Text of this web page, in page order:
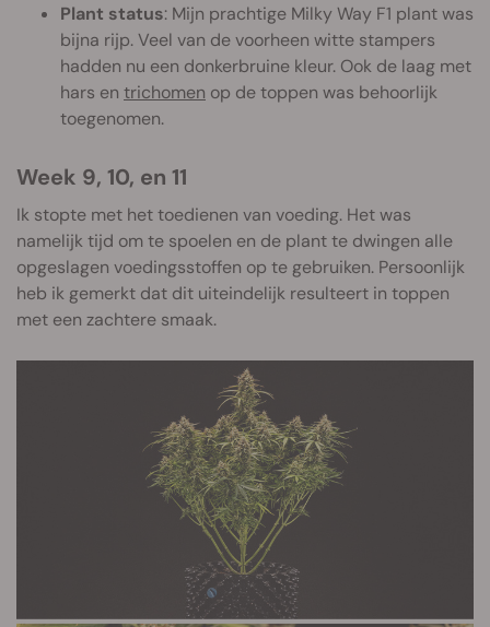
Plant status: Mijn prachtige Milky Way F1 plant was
bijna rijp. Veel van de voorheen witte stampers
hadden nu een donkerbruine kleur. Ook de laag met
hars en trichomen op de toppen was behoorlijk
toegenomen.
Week 9, 10, en 11
Ik stopte met het toedienen van voeding. Het was
namelijk tijd om te spoelen en de plant te dwingen alle
opgeslagen voedingsstoffen op te gebruiken. Persoonlijk
heb ik gemerkt dat dit uiteindelijk resulteert in toppen
met een zachtere smaak.